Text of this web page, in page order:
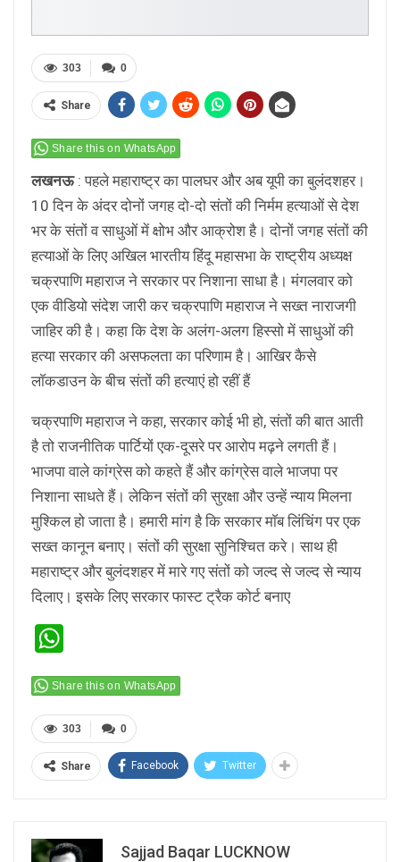
0
303
Share
Share this on WhatsApp
लखनऊ: पहले महाराष्ट्र का पालघर और अब यूपी का बुलंदशहर।
10 दिन के अंदर दोनों जगह दो-दो संतों की निर्मम हत्याओं से देश
भर के संतों व साधुओं में क्षोभ और आक्रोश है। दोनों जगह संतों की
हत्याओं के लिए अखिल भारतीय हिंदू महासभा के राष्ट्रीय अध्यक्ष
चक्रपाणि महाराज ने सरकार पर निशाना साधा है। मंगलवार को
एक वीडियो संदेश जारी कर चक्रपाणि महाराज ने सख्त नाराजगी
जाहिर की है। कहा कि देश के अलंग-अलग हिस्सो में साधुओं की
हत्या सरकार की असफलता का परिणाम है। आखिर कैसे
लाॅकडाउन के बीच संतों की हत्याएं हो रहीं हैं
चक्रपाणि महाराज ने कहा, सरकार कोई भी हो, संतों की बात आती
है तो राजनीतिक पार्टियों एक-दूसरे पर आरोप मढ़ने लगती हैं।
भाजपा वाले कांग्रेस को कहते हैं और कांग्रेस वाले भाजपा पर
निशाना साधते हैं। लेकिन संतों की सुरक्षा और उन्हें न्याय मिलना
मुश्किल हो जाता है। हमारी मांग है कि सरकार माॅब लिंचिंग पर एक
सख्त कानून बनाए। संतों की सुरक्षा सुनिश्चित करे। साथ ही
महाराष्ट्र और बुलंदशहर में मारे गए संतों को जल्द से जल्द से न्याय
दिलाए। इसके लिए सरकार फास्ट ट्रैक कोर्ट बनाए
Share this on WhatsApp
0
303
Share Facebook Twitter
Sajjad Baqar LUCKNOW